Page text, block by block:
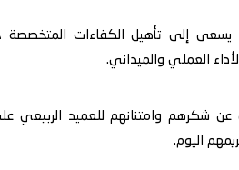
يسعى إلى تأهيل الكفاءات
العملي والميداني.
عن شكرهم وامتنانهم للعميد الربيعي
اليوم.